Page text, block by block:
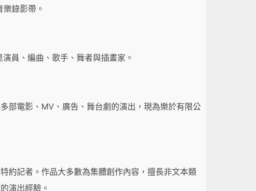
錄影帶。
員、編曲、歌手、舞者與插畫家。
部電影、MV、廣告、舞台劇的演出，現為樂於有限公
約記者。作品大多數為集體創作內容，擅長非文本類
演出經驗。